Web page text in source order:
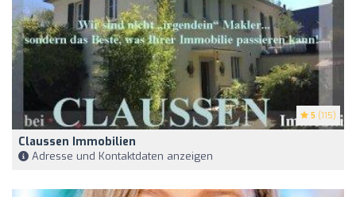
5 (115)
Claussen Immobilien
Adresse und Kontaktdaten anzeigen